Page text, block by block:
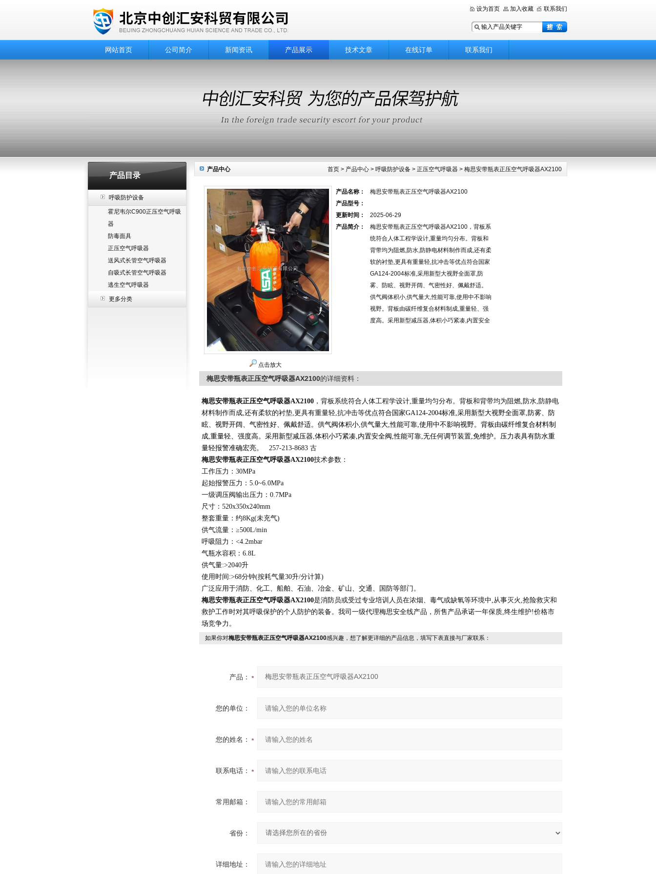
设为首页 加入收藏 联系我们
网站首页 公司简介 新闻资讯 产品展示 技术文章 在线订单 联系我们
产品目录
呼吸防护设备
霍尼韦尔C900正压空气呼吸
器
防毒面具
正压空气呼吸器
送风式长管空气呼吸器
自吸式长管空气呼吸器
逃生空气呼吸器
更多分类
首页 > 产品中心 > 呼吸防护设备 > 正压空气呼吸器 > 梅思安带瓶表正压空气呼吸器AX2100
产品中心
点击放大
产品名称：
梅思安带瓶表正压空气呼吸器AX2100
产品型号：
更新时间：
2025-06-29
产品简介：
梅思安带瓶表正压空气呼吸器AX2100，背板系
统符合人体工程学设计,重量均匀分布。背板和
背带均为阻燃,防水,防静电材料制作而成,还有柔
软的衬垫,更具有重量轻,抗冲击等优点符合国家
GA124-2004标准,采用新型大视野全面罩,防
雾、防眩、视野开阔、气密性好、佩戴舒适。
供气阀体积小,供气量大,性能可靠,使用中不影响
视野。背板由碳纤维复合材料制成,重量轻、强
度高。采用新型减压器,体积小巧紧凑,内置安全
梅思安带瓶表正压空气呼吸器AX2100的详细资料：
梅思安带瓶表正压空气呼吸器AX2100 ，背板系统符合人体工程学设计,重量均匀分布。背板和背带均为阻燃,防水,防静电
材料制作而成,还有柔软的衬垫,更具有重量轻,抗冲击等优点符合国家GA124-2004标准,采用新型大视野全面罩,防雾、防
眩、视野开阔、气密性好、佩戴舒适。供气阀体积小,供气量大,性能可靠,使用中不影响视野。背板由碳纤维复合材料制
成,重量轻、强度高。采用新型减压器,体积小巧紧凑,内置安全阀,性能可靠,无任何调节装置,免维护。压力表具有防水重
量轻报警准确宏亮。
257-213-8683 古
梅思安带瓶表正压空气呼吸器AX2100技术参数：
工作压力：30MPa
起始报警压力：5.0~6.0MPa
一级调压阀输出压力：0.7MPa
尺寸：520x350x240mm
整套重量：约8Kg(未充气)
供气流量：≥500L/min
呼吸阻力：<4.2mbar
气瓶水容积：6.8L
供气量:>2040升
使用时间:>68分钟(按耗气量30升/分计算)
广泛应用于消防、化工、船舶、石油、冶金、矿山、交通、国防等部门 。
梅思安带瓶表正压空气呼吸器AX2100是消防员或受过专业培训人员在浓烟、毒气或缺氧等环境中,从事灭火,抢险救灾和
救护工作时对其呼吸保护的个人防护的装备。 我司一级代理梅思安全线产品，所售产品承诺一年保质,终生维护!价格市
场竞争力。
如果你对梅思安带瓶表正压空气呼吸器AX2100感兴趣，想了解更详细的产品信息，填写下表直接与厂家联系：
产品：
您的单位：
您的姓名：
联系电话：
常用邮箱：
省份：
详细地址：